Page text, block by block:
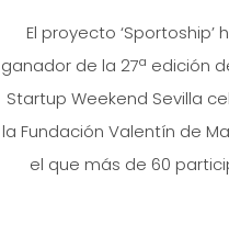
El proyecto ‘Sportoship’
ganador de la 27ª edición
Startup Weekend Sevilla
la Fundación Valentín de
el que más de 60